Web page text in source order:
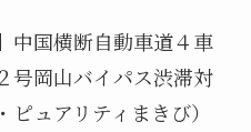
中国横断自動車道４車
号岡山バイパス渋滞対
ュアリティまきび）